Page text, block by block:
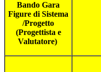
Bando Gara
Figure di Sistema
/Progetto
(Progettista e
Valutatore)